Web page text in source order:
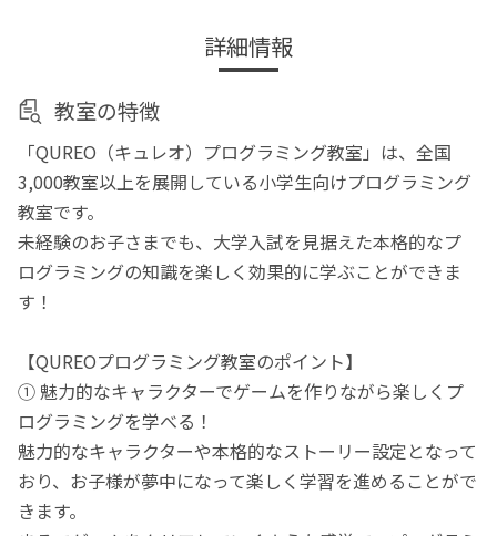
詳細情報
教室の特徴
「QUREO（キュレオ）プログラミング教室」は、全国
3,000教室以上を展開している小学生向けプログラミング
教室です。
未経験のお子さまでも、大学入試を見据えた本格的なプ
ログラミングの知識を楽しく効果的に学ぶことができま
す！
【QUREOプログラミング教室のポイント】
① 魅力的なキャラクターでゲームを作りながら楽しくプ
ログラミングを学べる！
魅力的なキャラクターや本格的なストーリー設定となって
おり、お子様が夢中になって楽しく学習を進めることがで
きます。